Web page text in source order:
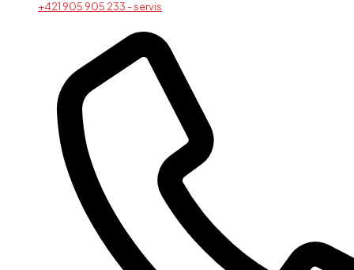
+421 905 905 233 - servis